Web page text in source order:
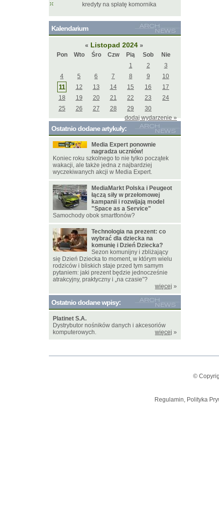
kredyty na spłatę komornika
Kalendarium
« Listopad 2024 »
Pon
Wto Śro Czw Pią Sob
Nie
1
2
3
4
5 6 7 8 9 10
11 12 13 14 15 16
17
18
19 20 21 22 23
24
25
26 27 28 29
30
dodaj wydarzenie »
Ostatnio dodane artykuły:
Media Expert ponownie
nagradza uczniów!
Koniec roku szkolnego to nie tylko początek
wakacji, ale także jedna z najbardziej
wyczekiwanych akcji w Media Expert.
MediaMarkt Polska i Peugeot
łączą siły w przełomowej
kampanii i rozwijają model
"Space as a Service"
Samochody obok smartfonów?
Technologia na prezent: co
wybrać dla dziecka na
komunię i Dzień Dziecka?
Sezon komunijny i zbliżający
się Dzień Dziecka to moment, w którym wielu
rodziców i bliskich staje przed tym samym
pytaniem: jaki prezent będzie jednocześnie
atrakcyjny, praktyczny i „na czasie”?
więcej »
Ostatnio dodane wpisy:
Platinet S.A.
Dystrybutor nośników danych i akcesoriów
komputerowych.
więcej »
©
Regulamin, Polityka